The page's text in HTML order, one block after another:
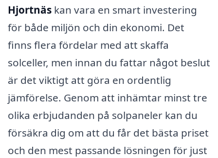
Hjortnäs kan vara en smart investering
för både miljön och din ekonomi. Det
finns flera fördelar med att skaffa
solceller, men innan du fattar något beslut
är det viktigt att göra en ordentlig
jämförelse. Genom att inhämtar minst tre
olika erbjudanden på solpaneler kan du
försäkra dig om att du får det bästa priset
och den mest passande lösningen för just